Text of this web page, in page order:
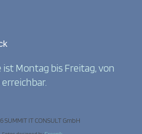
Montag bis Freitag, von
SUMMIT IT CONSULT GmbH